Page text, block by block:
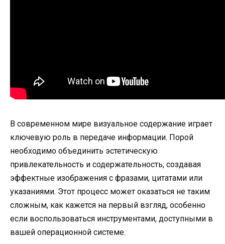
В современном мире визуальное содержание играет
ключевую роль в передаче информации. Порой
необходимо объединить эстетическую
привлекательность и содержательность, создавая
эффектные изображения с фразами, цитатами или
указаниями. Этот процесс может оказаться не таким
сложным, как кажется на первый взгляд, особенно
если воспользоваться инструментами, доступными в
вашей операционной системе.